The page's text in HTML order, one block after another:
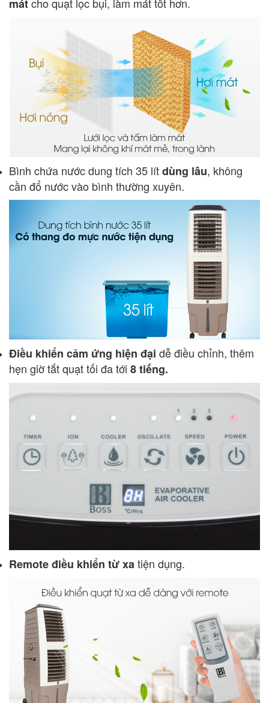
mát
Bình chứa nước dung tích 35 lítdùng lâu, không
cần đổ nước vào bình thường xuyên.
Điều khiển cảm ứng hiện đại dễ điều chỉnh, thêm
hẹn giờ tắt quạt tối đa tới 8 tiếng.
Remote điều khiển từ xatiện dụng.